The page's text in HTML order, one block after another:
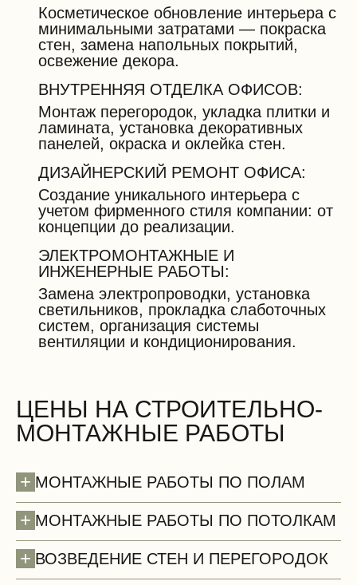
Косметическое обновление интерьера с
минимальными затратами — покраска
стен, замена напольных покрытий,
освежение декора.
ВНУТРЕННЯЯ ОТДЕЛКА ОФИСОВ:
Монтаж перегородок, укладка плитки и
ламината, установка декоративных
панелей, окраска и оклейка стен.
ДИЗАЙНЕРСКИЙ РЕМОНТ ОФИСА:
Создание уникального интерьера с
учетом фирменного стиля компании: от
концепции до реализации.
ЭЛЕКТРОМОНТАЖНЫЕ И
ИНЖЕНЕРНЫЕ РАБОТЫ:
Замена электропроводки, установка
светильников, прокладка слаботочных
систем, организация системы
вентиляции и кондиционирования.
ЦЕНЫ НА СТРОИТЕЛЬНО-
МОНТАЖНЫЕ РАБОТЫ
+ МОНТАЖНЫЕ РАБОТЫ ПО ПОЛАМ
+ МОНТАЖНЫЕ РАБОТЫ ПО ПОТОЛКАМ
+ ВОЗВЕДЕНИЕ СТЕН И ПЕРЕГОРОДОК